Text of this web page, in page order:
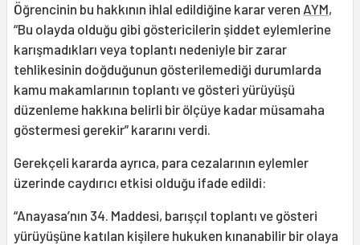
Öğrencinin bu hakkının ihlal edildiğine karar veren AYM,
“Bu olayda olduğu gibi göstericilerin şiddet eylemlerine
karışmadıkları veya toplantı nedeniyle bir zarar
tehlikesinin doğduğunun gösterilemediği durumlarda
kamu makamlarının toplantı ve gösteri yürüyüşü
düzenleme hakkına belirli bir ölçüye kadar müsamaha
göstermesi gerekir” kararını verdi.
Gerekçeli kararda ayrıca, para cezalarının eylemler
üzerinde caydırıcı etkisi olduğu ifade edildi:
“Anayasa’nın 34. Maddesi, barışçıl toplantı ve gösteri
yürüyüşüne katılan kişilere hukuken kınanabilir bir olaya